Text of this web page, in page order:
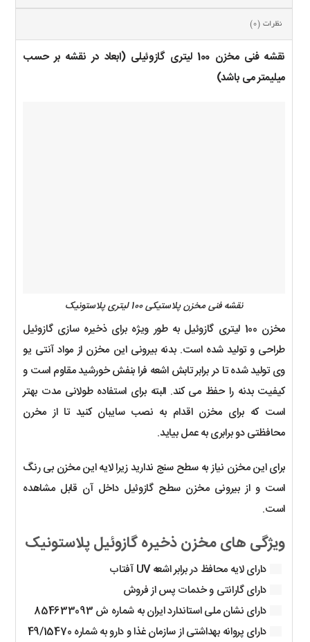
نظرات (0)
نقشه فنی مخزن 100 لیتری گازوئیلی (ابعاد در نقشه بر حسب
میلیمتر می باشد)
نقشه فنی مخزن پلاستیکی 100 لیتری پلاستونیک
مخزن 100 لیتری گازوئیل به طور ویژه برای ذخیره سازی گازوئیل
طراحی و تولید شده است. بدنه بیرونی این مخزن از مواد آنتی یو
وی تولید شده تا در برابر تابش اشعه فرا بنفش خورشید مقاوم است و
کیفیت بدنه را حفظ می کند. البته برای استفاده طولانی مدت بهتر
است که برای مخزن اقدام به نصب سایبان کنید تا از مخرن
محافظتی دو برابری به عمل بیاید.
برای این مخزن نیاز به سطح سنج ندارید زیرا لایه این مخزن بی رنگ
است و از بیرونی مخزن سطح گازوئیل داخل آن قابل مشاهده
است.
ویژگی های مخزن ذخیره گازوئیل پلاستونیک
دارای لایه محافظ در برابر اشعه UV آفتاب
دارای گارانتی و خدمات پس از فروش
دارای نشان ملی استاندارد ایران به شماره ش 854633093
دارای پروانه بهداشتی از سازمان غذا و دارو به شماره 49/15470